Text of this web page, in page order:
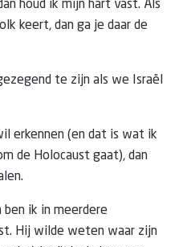
houd ik mijn hart vast. Als
keert, dan ga je daar de
te zijn als we Israël
erkennen (en dat is wat ik
de Holocaust gaat), dan
ben ik in meerdere
Hij wilde weten waar zijn